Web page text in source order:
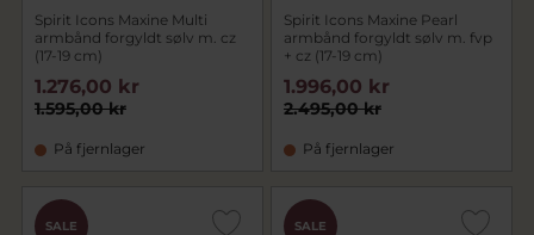
Spirit Icons Maxine Multi
armbånd forgyldt sølv m. cz
(17-19 cm)
1.595,00 kr
1.276,00 kr
På fjernlager
Spirit Icons Maxine Pearl
armbånd forgyldt sølv m. fvp
+ cz (17-19 cm)
2.495,00 kr
1.996,00 kr
På fjernlager
SALE SALE